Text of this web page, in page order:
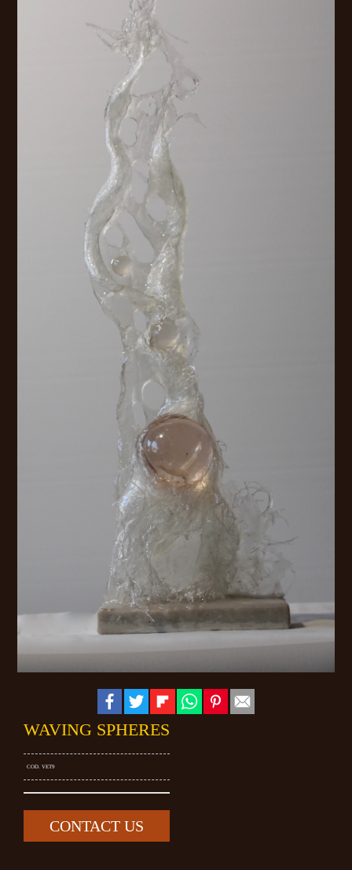
WAVING SPHERES
COD. VET9
CONTACT US